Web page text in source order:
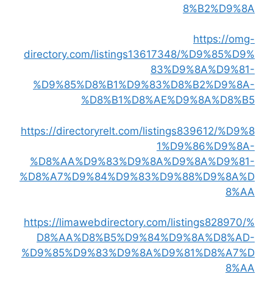
8%B2%D9%8A
https://omg-
directory.com/listings13617348/%D9%85%D9%
83%D9%8A%D9%81-
%D9%85%D8%B1%D9%83%D8%B2%D9%8A-
%D8%B1%D8%AE%D9%8A%D8%B5
https://directoryrelt.com/listings839612/%D9%8
1%D9%86%D9%8A-
%D8%AA%D9%83%D9%8A%D9%8A%D9%81-
%D8%A7%D9%84%D9%83%D9%88%D9%8A%D
8%AA
https://limawebdirectory.com/listings828970/%
D8%AA%D8%B5%D9%84%D9%8A%D8%AD-
%D9%85%D9%83%D9%8A%D9%81%D8%A7%D
8%AA